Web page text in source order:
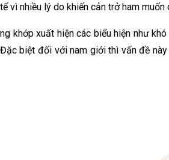
vì nhiều lý do khiến cản trở ham muốn
khớp xuất hiện các biểu hiện như
biệt đối với nam giới thì vấn đề